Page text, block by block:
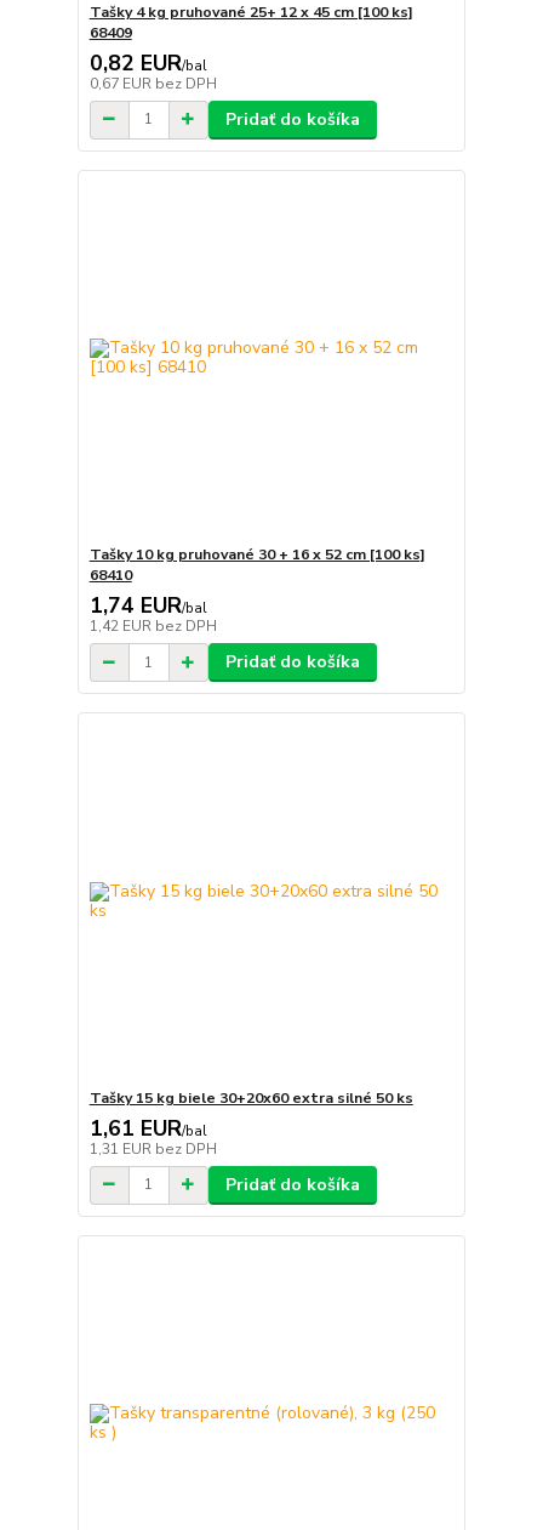
Tašky 4 kg pruhované 25+ 12 x 45 cm [100 ks]
68409
0,82 EUR/bal
0,67 EUR bez DPH
Pridať do košíka
Tašky 10 kg pruhované 30 + 16 x 52 cm [100 ks]
68410
1,74 EUR/bal
1,42 EUR bez DPH
Pridať do košíka
Tašky 15 kg biele 30+20x60 extra silné 50 ks
1,61 EUR/bal
1,31 EUR bez DPH
Pridať do košíka